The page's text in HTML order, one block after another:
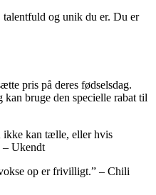
og unik du er. Du er
pris på deres fødselsdag.
bruge den specielle rabat til
ikke kan tælle, eller hvis
– Ukendt
op er frivilligt.” – Chili